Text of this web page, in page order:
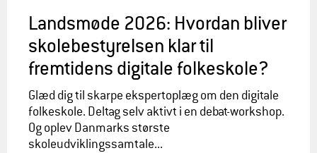
Landsmøde 2026: Hvordan bliver
skolebestyrelsen klar til
fremtidens digitale folkeskole?
Glæd dig til skarpe ekspertoplæg om den digitale
folkeskole. Deltag selv aktivt i en debat-workshop.
Og oplev Danmarks største
skoleudviklingssamtale...